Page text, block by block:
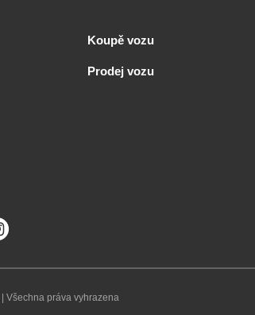
Koupě vozu
Prodej vozu
Všechna práva vyhrazena